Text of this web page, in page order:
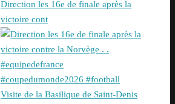
Direction les 16e de finale après la
victoire cont
Visite de la Basilique de Saint-Denis